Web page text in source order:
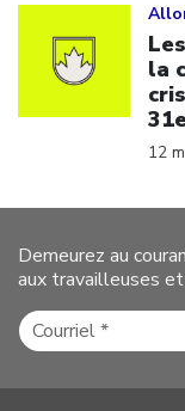
la
12
Demeurez au
aux travailleuses